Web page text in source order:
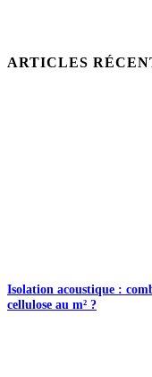
ARTICLES
Isolation acoustique :
cellulose au m² ?